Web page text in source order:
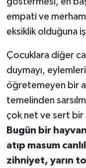
empati ve
eksiklik olduğuna
Çocuklara diğer
duymayı,
öğretemeyen bir
temelinden
çok net ve sert
Bugün bir
atıp masum
zihniyet, yarın